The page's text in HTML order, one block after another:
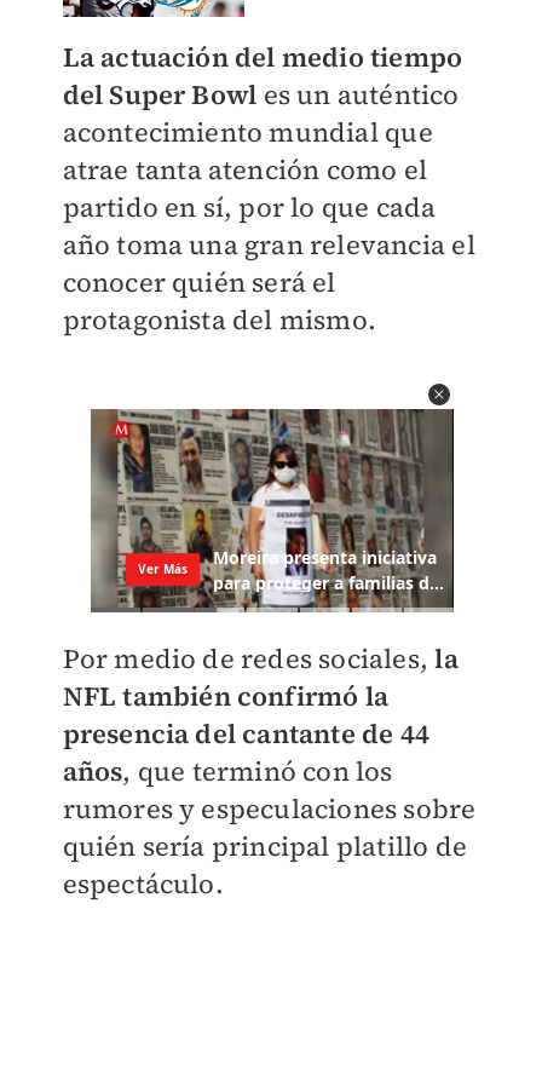
La actuación del medio tiempo
del Super Bowl es un auténtico
acontecimiento mundial que
atrae tanta atención como el
partido en sí, por lo que cada
año toma una gran relevancia el
conocer quién será el
protagonista del mismo.
Por medio de redes sociales, la
NFL también confirmó la
presencia del cantante de 44
años, que terminó con los
rumores y especulaciones sobre
quién sería principal platillo de
espectáculo.